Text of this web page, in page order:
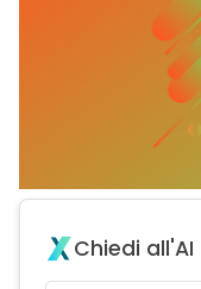
Chiedi all'AI